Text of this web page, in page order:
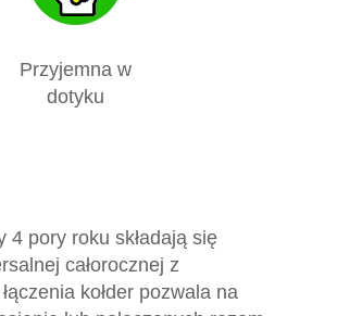
Przyjemna w
dotyku
4 pory roku składają się
całorocznej z
kołder pozwala na